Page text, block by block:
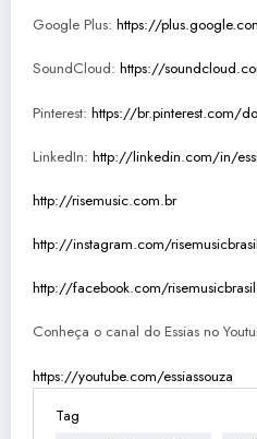
Google Plus: https://
SoundCloud: https://
Pinterest: https://br.pinterest.com/
LinkedIn: http://linkedin.com/in/
http://risemusic.com.br
http://instagram.com/risemusicbrasil
http://facebook.com/risemusicbrasil
Conheça o canal do Essias no
https://youtube.com/essiassouza
Tag